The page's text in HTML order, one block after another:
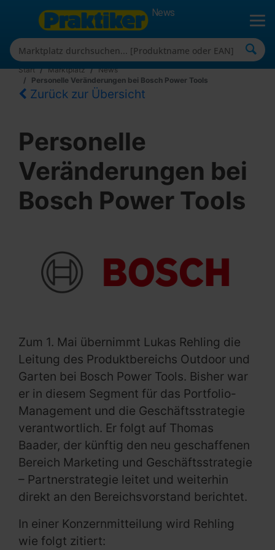
News
Start Marktplatz
News
Personelle Veränderungen bei Bosch Power Tools
Zurück zur Übersicht
Personelle
Veränderungen bei
Bosch Power Tools
Zum 1. Mai übernimmt Lukas Rehling die
Leitung des Produktbereichs Outdoor und
Garten bei Bosch Power Tools. Bisher war
er in diesem Segment für das Portfolio-
Management und die Geschäftsstrategie
verantwortlich. Er folgt auf Thomas
Baader, der künftig den neu geschaffenen
Bereich Marketing und Geschäftsstrategie
– Partnerstrategie leitet und weiterhin
direkt an den Bereichsvorstand berichtet.
In einer Konzernmitteilung wird Rehling
wie folgt zitiert: